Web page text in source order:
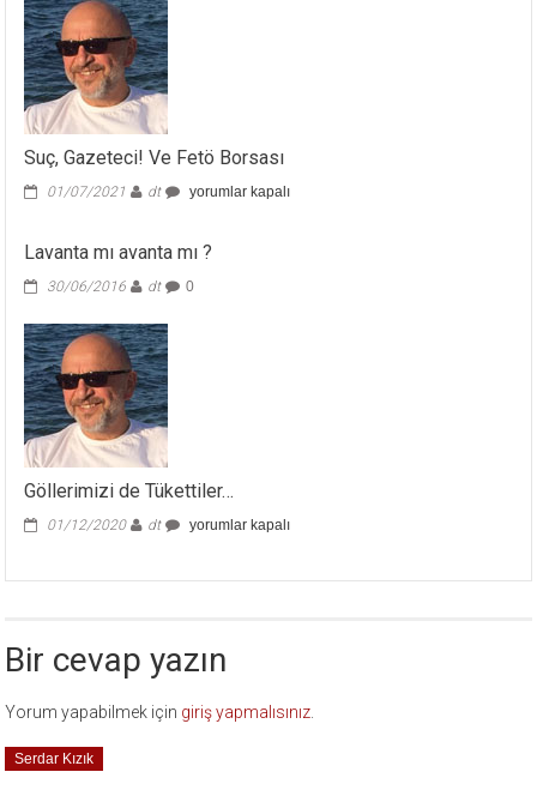
Suç, Gazeteci! Ve Fetö Borsası
01/07/2021 dt
Suç,
Fetö
Borsası
yorumlar kapalı
Lavanta mı avanta mı ?
30/06/2016 dt 0
Göllerimizi de Tükettiler…
01/12/2020 dt
Göllerimizi
yorumlar kapalı
Bir cevap yazın
Yorum yapabilmek için giriş yapmalısınız
Serdar Kızık